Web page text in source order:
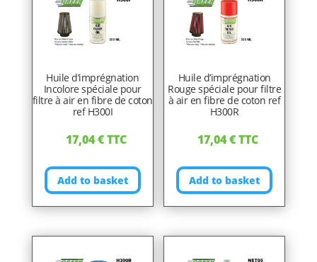
Huile d’imprégnation
Incolore spéciale pour
filtre à air en fibre de coton
ref H300I
17,04€TTC
Add to basket
Huile d’imprégnation
Rouge spéciale pour filtre
à air en fibre de coton ref
H300R
17,04€TTC
Add to basket